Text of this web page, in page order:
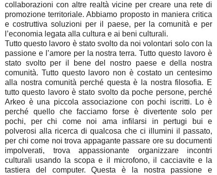
collaborazioni con altre realtà vicine per creare una rete di
promozione territoriale. Abbiamo proposto in maniera critica
e costruttiva soluzioni per il paese, per la comunità e per
l’economia legata alla cultura e ai beni culturali.
Tutto questo lavoro è stato svolto da noi volontari solo con la
passione e l’amore per la nostra terra. Tutto questo lavoro è
stato svolto per il bene del nostro paese e della nostra
comunità. Tutto questo lavoro non è costato un centesimo
alla nostra comunità perché questa è la nostra filosofia. E
tutto questo lavoro è stato svolto da poche persone, perché
Arkeo è una piccola associazione con pochi iscritti. Lo è
perché quello che facciamo forse è divertente solo per
pochi, per chi come noi ama infilarsi in pertugi bui e
polverosi alla ricerca di qualcosa che ci illumini il passato,
per chi come noi trova appagante passare ore su documenti
impolverati, trova appassionante organizzare incontri
culturali usando la scopa e il microfono, il cacciavite e la
tastiera del computer. Questa è la nostra passione e